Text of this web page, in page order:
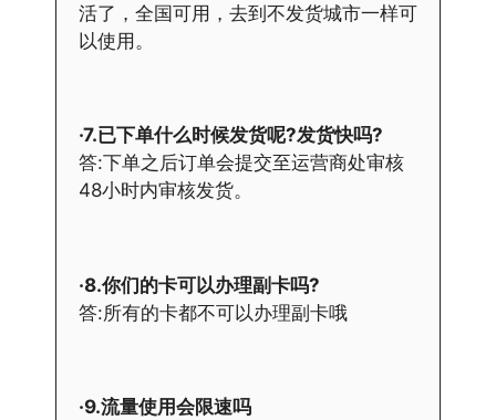
活了，全国可用，去到不发货城市一样可
以使用。
·7.已下单什么时候发货呢?发货快吗?
答:下单之后订单会提交至运营商处审核
48小时内审核发货。
·8.你们的卡可以办理副卡吗?
答:所有的卡都不可以办理副卡哦
·9.流量使用会限速吗